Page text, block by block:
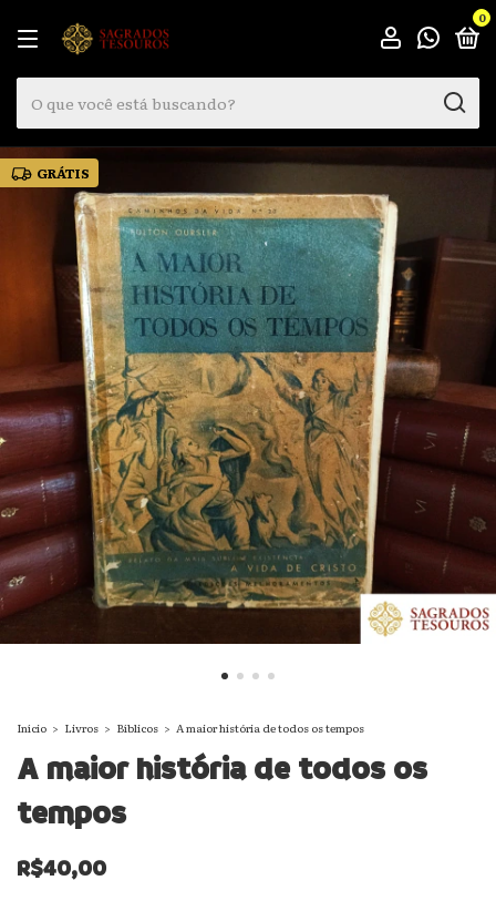
0
GRÁTIS
Início > Livros > Bíblicos > A maior história de todos os tempos
A maior história de todos os
tempos
R$40,00